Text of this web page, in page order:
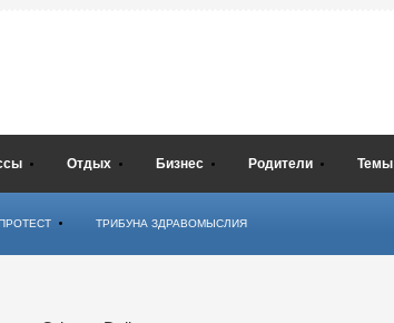
Отдых Бизнес Родители Темы
ТРИБУНА ЗДРАВОМЫСЛИЯ